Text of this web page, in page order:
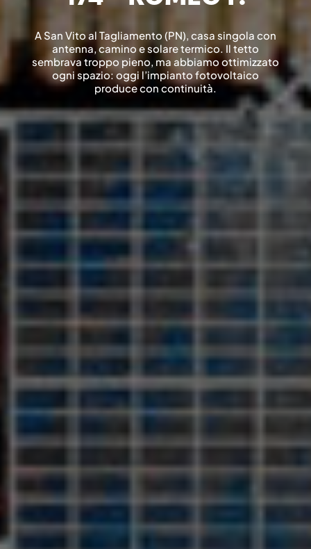
A San Vito al Tagliamento (PN), casa singola con
antenna, camino e solare termico. Il tetto
sembrava troppo pieno, ma abbiamo ottimizzato
ogni spazio: oggi l’impianto fotovoltaico
produce con continuità.